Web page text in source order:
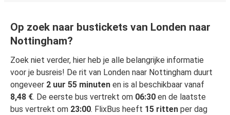
Op zoek naar bustickets van Londen naar
Nottingham?
Zoek niet verder, hier heb je alle belangrijke informatie
voor je busreis! De rit van Londen naar Nottingham duurt
ongeveer 2 uur 55 minuten en is al beschikbaar vanaf
8,48 €. De eerste bus vertrekt om 06:30 en de laatste
bus vertrekt om 23:00. FlixBus heeft 15 ritten per dag